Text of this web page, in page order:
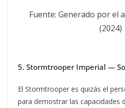
Fuente: Generado por el
(2024)
5. Stormtrooper Imperial —
El Stormtrooper es quizás el
para demostrar las capacidades